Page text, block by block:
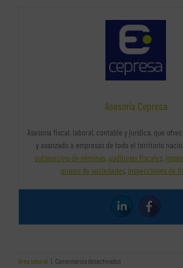
Asesoría Cepresa
Asesoría fiscal, laboral, contable y jurídica, que
y avanzado a empresas de todo el territorio
outsourcing de nóminas,auditorías fiscales,
grupos de sociedades, inspecciones de
Área laboral | Comentarios desactivadosen